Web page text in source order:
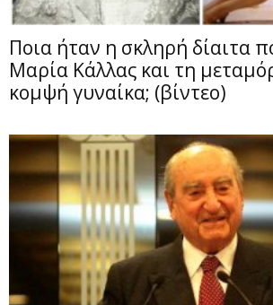
Ποια ήταν η σκληρή δίαιτα
Μαρία Κάλλας και τη
κομψή γυναίκα; (βίντεο)